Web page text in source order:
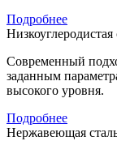
Подробнее
Низкоуглеродистая
Современный
заданным
высокого уровня.
Подробнее
Нержавеющая